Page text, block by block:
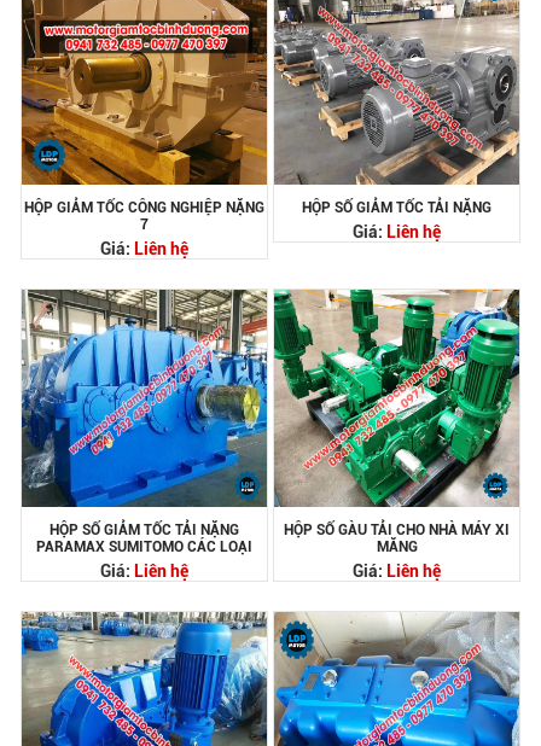
HỘP GIẢM TỐC CÔNG NGHIỆP NẶNG
7
Giá: Liên hệ
HỘP SỐ GIẢM TỐC TẢI NẶNG
Giá: Liên hệ
HỘP SỐ GIẢM TỐC TẢI NẶNG
PARAMAX SUMITOMO CÁC LOẠI
Giá: Liên hệ
HỘP SỐ GÀU TẢI CHO NHÀ MÁY XI
MĂNG
Giá: Liên hệ